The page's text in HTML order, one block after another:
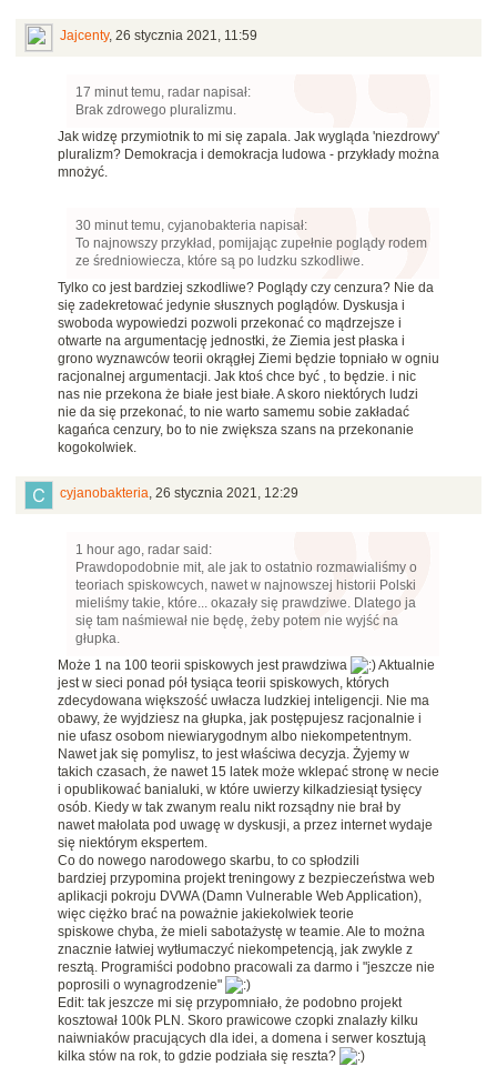
Jajcenty, 26 stycznia 2021, 11:59
17 minut temu, radar napisał:
Brak zdrowego pluralizmu.
Jak widzę przymiotnik to mi się zapala. Jak wygląda 'niezdrowy'
pluralizm? Demokracja i demokracja ludowa - przykłady można
mnożyć.
30 minut temu, cyjanobakteria napisał:
To najnowszy przykład, pomijając zupełnie poglądy rodem
ze średniowiecza, które są po ludzku szkodliwe.
Tylko co jest bardziej szkodliwe? Poglądy czy cenzura? Nie da
się zadekretować jedynie słusznych poglądów. Dyskusja i
swoboda wypowiedzi pozwoli przekonać co mądrzejsze i
otwarte na argumentację jednostki, że Ziemia jest płaska i
grono wyznawców teorii okrągłej Ziemi będzie topniało w ogniu
racjonalnej argumentacji. Jak ktoś chce być , to będzie. i nic
nas nie przekona że białe jest białe. A skoro niektórych ludzi
nie da się przekonać, to nie warto samemu sobie zakładać
kagańca cenzury, bo to nie zwiększa szans na przekonanie
kogokolwiek.
cyjanobakteria, 26 stycznia 2021, 12:29
1 hour ago, radar said:
Prawdopodobnie mit, ale jak to ostatnio rozmawialiśmy o
teoriach spiskowcych, nawet w najnowszej historii Polski
mieliśmy takie, które... okazały się prawdziwe. Dlatego ja
się tam naśmiewał nie będę, żeby potem nie wyjść na
głupka.
Może 1 na 100 teorii spiskowych jest prawdziwa
Aktualnie
jest w sieci ponad pół tysiąca teorii spiskowych, których
zdecydowana większość uwłacza ludzkiej inteligencji. Nie ma
obawy, że wyjdziesz na głupka, jak postępujesz racjonalnie i
nie ufasz osobom niewiarygodnym albo niekompetentnym.
Nawet jak się pomylisz, to jest właściwa decyzja. Żyjemy w
takich czasach, że nawet 15 latek może wklepać stronę w necie
i opublikować banialuki, w które uwierzy kilkadziesiąt tysięcy
osób. Kiedy w tak zwanym realu nikt rozsądny nie brał by
nawet małolata pod uwagę w dyskusji, a przez internet wydaje
się niektórym ekspertem.
Co do nowego narodowego skarbu, to co spłodzili
bardziej przypomina projekt treningowy z bezpieczeństwa web
aplikacji pokroju DVWA (Damn Vulnerable Web Application),
więc ciężko brać na poważnie jakiekolwiek teorie
spiskowe chyba, że mieli sabotażystę w teamie. Ale to można
znacznie łatwiej wytłumaczyć niekompetencją, jak zwykle z
resztą. Programiści podobno pracowali za darmo i "jeszcze nie
poprosili o wynagrodzenie"
Edit: tak jeszcze mi się przypomniało, że podobno projekt
kosztował 100k PLN. Skoro prawicowe czopki znalazły kilku
naiwniaków pracujących dla idei, a domena i serwer kosztują
kilka stów na rok, to gdzie podziała się reszta?